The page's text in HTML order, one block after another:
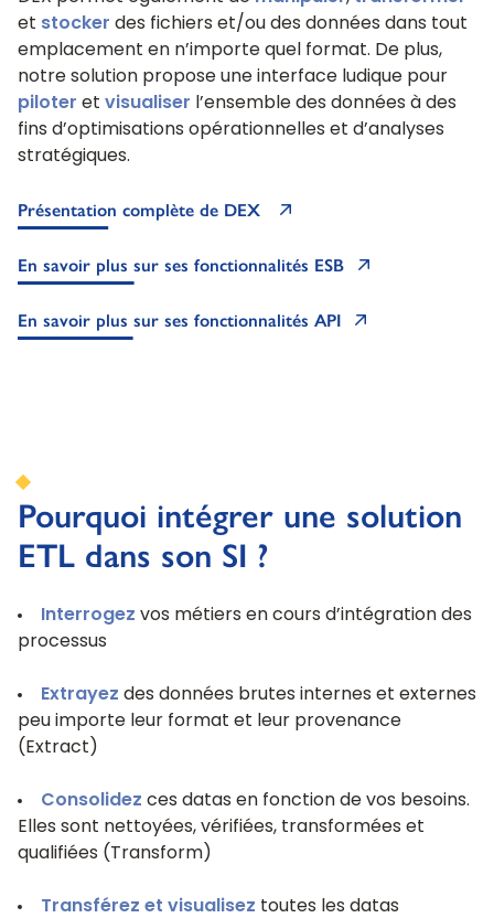
et stocker des fichiers et/ou des données dans tout
emplacement en n’importe quel format. De plus,
notre solution propose une interface ludique pour
piloter et visualiser l’ensemble des données à des
fins d’optimisations opérationnelles et d’analyses
stratégiques.
Présentation complète de DEX
En savoir plus sur ses fonctionnalités ESB
En savoir plus sur ses fonctionnalités API
Pourquoi intégrer une solution
ETL dans son SI ?
Interrogez vos métiers en cours d’intégration des
processus
Extrayez des données brutes internes et externes
peu importe leur format et leur provenance
(Extract)
Consolidez ces datas en fonction de vos besoins.
Elles sont nettoyées, vérifiées, transformées et
qualifiées (Transform)
Transférez et visualisez toutes les datas